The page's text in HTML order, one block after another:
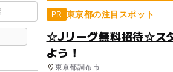
PR 東京都の注目スポット
☆Jリーグ無料招待☆ス
よう！
東京都調布市